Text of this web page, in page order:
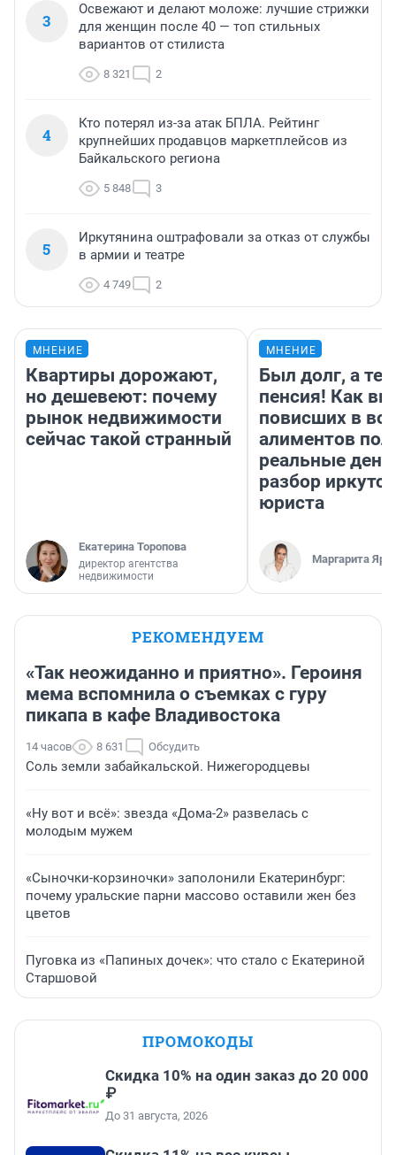
3
Освежают и делают моложе: лучшие стрижки
для женщин после 40 — топ стильных
вариантов от стилиста
8 321 2
4
Кто потерял из-за атак БПЛА. Рейтинг
крупнейших продавцов маркетплейсов из
Байкальского региона
5 848 3
5
Иркутянина оштрафовали за отказ от службы
в армии и театре
4 749 2
МНЕНИЕ
Квартиры дорожают,
но дешевеют: почему
рынок недвижимости
сейчас такой странный
Екатерина Торопова
директор агентства
недвижимости
МНЕНИЕ
Был долг, а
пенсия! Как
повисших в
алиментов
реальные
разбор
юриста
Маргарита
РЕКОМЕНДУЕМ
«Так неожиданно и приятно». Героиня
мема вспомнила о съемках с гуру
пикапа в кафе Владивостока
14 часов 8 631 Обсудить
Соль земли забайкальской. Нижегородцевы
«Ну вот и всё»: звезда «Дома-2» развелась с
молодым мужем
«Сыночки-корзиночки» заполонили Екатеринбург:
почему уральские парни массово оставили жен без
цветов
Пуговка из «Папиных дочек»: что стало с Екатериной
Старшовой
ПРОМОКОДЫ
Скидка 10% на один заказ до 20 000
₽
До 31 августа, 2026